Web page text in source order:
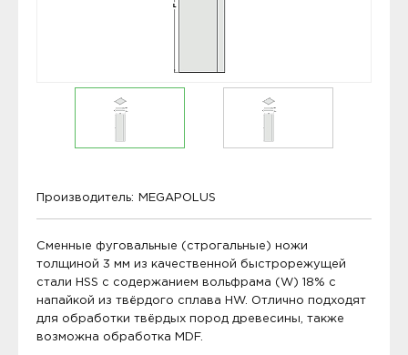
Производитель: MEGAPOLUS
Сменные фуговальные (строгальные) ножи
толщиной 3 мм из качественной быстрорежущей
стали HSS с содержанием вольфрама (W) 18% с
напайкой из твёрдого сплава HW. Отлично подходят
для обработки твёрдых пород древесины, также
возможна обработка MDF.